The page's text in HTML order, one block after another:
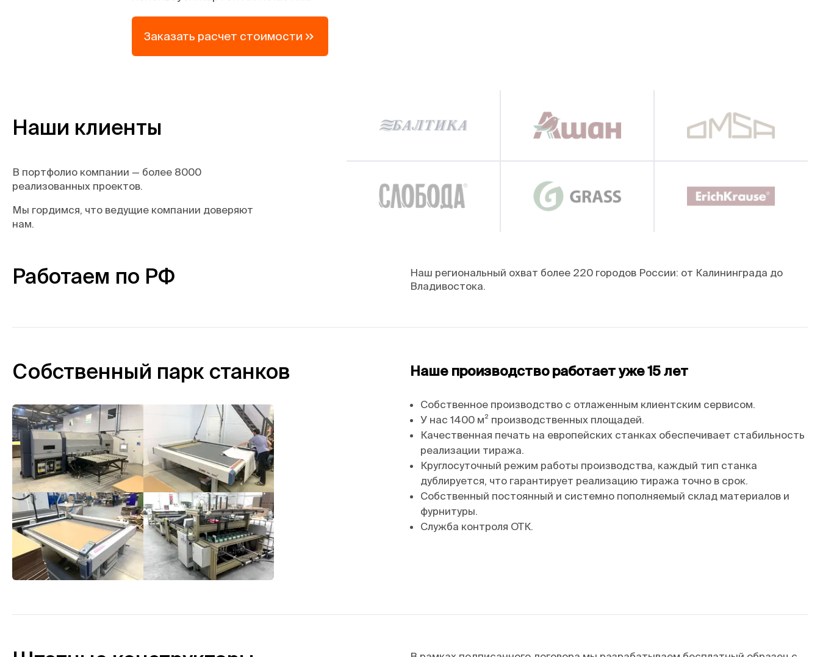
Заказать расчет стоимости
Наши клиенты
В портфолио компании — более 8000
реализованных проектов.
Мы гордимся, что ведущие компании доверяют
нам.
Работаем по РФ
Наш региональный охват более 220 городов России: от Калининграда до
Владивостока.
Собственный парк станков Наше производство работает уже 15 лет
Собственное производство с отлаженным клиентским сервисом.
У нас 1400 м² производственных площадей.
Качественная печать на европейских станках обеспечивает стабильность
реализации тиража.
Круглосуточный режим работы производства, каждый тип станка
дублируется, что гарантирует реализацию тиража точно в срок.
Собственный постоянный и системно пополняемый склад материалов и
фурнитуры.
Служба контроля ОТК.